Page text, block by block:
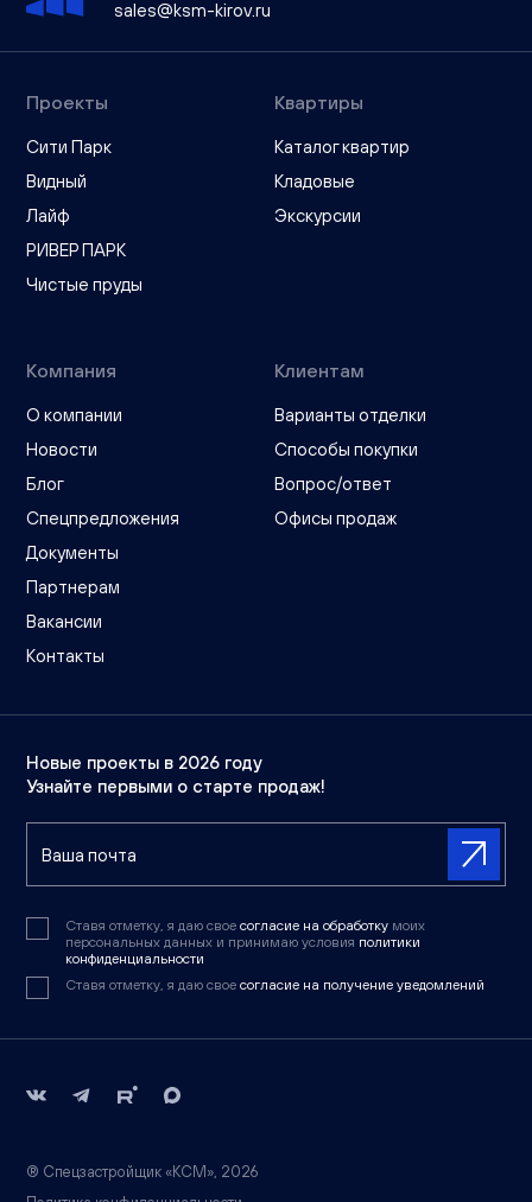
sales@ksm-kirov.ru
Проекты
Сити Парк
Видный
Лайф
РИВЕР ПАРК
Чистые пруды
Квартиры
Каталог квартир
Кладовые
Экскурсии
Компания
О компании
Новости
Блог
Спецпредложения
Документы
Партнерам
Вакансии
Контакты
Клиентам
Варианты отделки
Способы покупки
Вопрос/ответ
Офисы продаж
Новые проекты в 2026 году
Узнайте первыми о старте продаж!
Ставя отметку, я даю свое согласие на обработку моих
персональных данных и принимаю условия политики
конфиденциальности
Ставя отметку, я даю свое согласие на получение уведомлений
® Спецзастройщик «КСМ», 2026